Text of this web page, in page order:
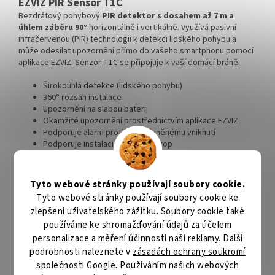
Tyto webové stránky používají soubory cookie.
Tyto webové stránky používají soubory cookie ke
zlepšení uživatelského zážitku. Soubory cookie také
používáme ke shromažďování údajů za účelem
personalizace a měření účinnosti naší reklamy. Další
podrobnosti naleznete v zásadách ochrany soukromí
společnosti Google. Používáním našich webových
Bezdrátový pohybový PIR detektor s dosahem až 7 m a
úhlem záběru 90° horizontálně i vertikálně. Využívá pasivní
infračervenou (PIR) technologii k detekci lidského pohybu a
může odesílat upozornění přímo do vašeho smartphonu pomocí
aplikace EZVIZ. Senzor T1C se připojuje k vaší domácí bráně.
Širokoúhlá detekce (lidského pohybu)
360° rozsah instalace
Upozornění na slabou baterii
Okamžité upozornění prostřednictvím aplikace EZVIZ
Podporuje alarm proti neoprávněnému vniknutí
Podporuje instalaci na stěnu i strop
Zigbee představuje alternativní protokol k Wi-Fi, jehož hlavní
výhodou jenízká spotřeba energie. Díky tomu mohou malé
bezdrátové snímače fungovat až několik let na jedinou baterii.
ZÁKLADNÍ SPECIFIKACE
Pokrytí zabezpečení:až 7 m
Detekční úhel:90° horizontálně, 90° vertikálně
Rozhraní:Zigbee 3.0